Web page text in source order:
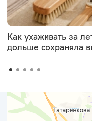
Как ухаживать за
дольше сохраняла